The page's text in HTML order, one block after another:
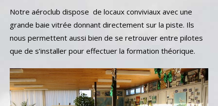
Notre aéroclub dispose de locaux conviviaux avec une
grande baie vitrée donnant directement sur la piste. Ils
nous permettent aussi bien de se retrouver entre pilotes
que de s’installer pour effectuer la formation théorique.